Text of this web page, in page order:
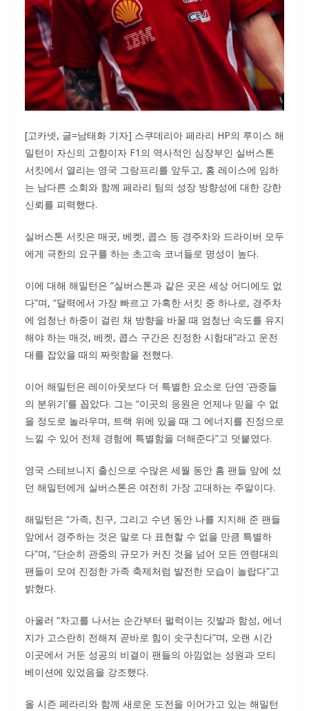
[고카넷, 글=남태화 기자] 스쿠데리아 페라리 HP의 루이스 해
밀턴이 자신의 고향이자 F1의 역사적인 심장부인 실버스톤
서킷에서 열리는 영국 그랑프리를 앞두고, 홈 레이스에 임하
는 남다른 소회와 함께 페라리 팀의 성장 방향성에 대한 강한
신뢰를 피력했다.
실버스톤 서킷은 매곳, 베켓, 콥스 등 경주차와 드라이버 모두
에게 극한의 요구를 하는 초고속 코너들로 명성이 높다.
이에 대해 해밀턴은 “실버스톤과 같은 곳은 세상 어디에도 없
다”며, “달력에서 가장 빠르고 가혹한 서킷 중 하나로, 경주차
에 엄청난 하중이 걸린 채 방향을 바꿀 때 엄청난 속도를 유지
해야 하는 매것, 베켓, 콥스 구간은 진정한 시험대”라고 운전
대를 잡았을 때의 짜릿함을 전했다.
이어 해밀턴은 레이아웃보다 더 특별한 요소로 단연 ‘관중들
의 분위기’를 꼽았다. 그는 “이곳의 응원은 언제나 믿을 수 없
을 정도로 놀라우며, 트랙 위에 있을 때 그 에너지를 진정으로
느낄 수 있어 전체 경험에 특별함을 더해준다”고 덧붙였다.
영국 스테브니지 출신으로 수많은 세월 동안 홈 팬들 앞에 섰
던 해밀턴에게 실버스톤은 여전히 가장 고대하는 주말이다.
해밀턴은 “가족, 친구, 그리고 수년 동안 나를 지지해 준 팬들
앞에서 경주하는 것은 말로 다 표현할 수 없을 만큼 특별하
다”며, “단순히 관중의 규모가 커진 것을 넘어 모든 연령대의
팬들이 모여 진정한 가족 축제처럼 발전한 모습이 놀랍다”고
밝혔다.
아울러 “차고를 나서는 순간부터 펄럭이는 깃발과 함성, 에너
지가 고스란히 전해져 곧바로 힘이 솟구친다”며, 오랜 시간
이곳에서 거둔 성공의 비결이 팬들의 아낌없는 성원과 모티
베이션에 있었음을 강조했다.
올 시즌 페라리와 함께 새로운 도전을 이어가고 있는 해밀턴